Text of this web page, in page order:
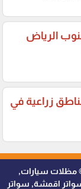
الرياض
زراعية في
التميز للمظلات والسواتر - 0538402607 © مظلات سيارات,
اقمشة, سواتر